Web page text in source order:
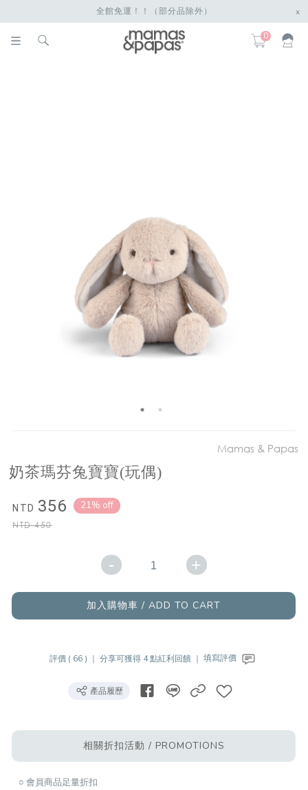
全館免運！！（部分品除外） x
0
Mamas & Papas
奶茶瑪芬兔寶寶(玩偶)
NTD 356
NTD450
21% off
- +
加入購物車 / ADD TO CART
評價 ( 66 ) ｜分享可獲得 4 點紅利回饋 ｜填寫評價
產品履歷
相關折扣活動 / PROMOTIONS
○ 會員商品足量折扣